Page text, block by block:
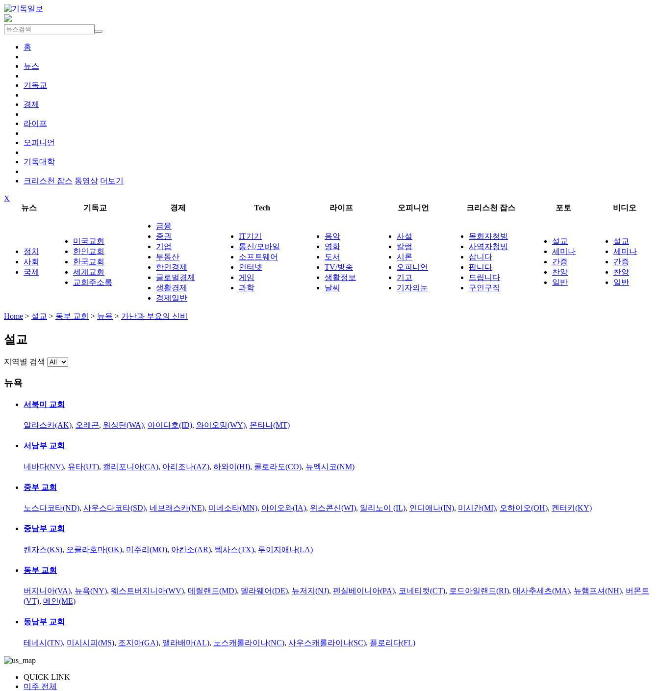
홈
뉴스
기독교
경제
라이프
오피니언
기독대학
크리스천 잡스 동영상 더보기
X
뉴스
기독교 경제 Tech 라이프 오피니언 크리스천 잡스 포토 비디오
정치
사회
국제
미국교회
한인교회
한국교회
세계교회
교회주소록
금융
증권
기업
부동산
한인경제
글로벌경제
생활경제
경제일반
IT기기
통신/모바일
소프트웨어
인터넷
게임
과학
음악
영화
도서
TV/방송
생활정보
날씨
사설
칼럼
시론
오피니언
기고
기자의눈
목회자청빙
사역자청빙
삽니다
팝니다
드립니다
구인구직
설교
세미나
간증
찬양
일반
설교
세미나
간증
찬양
일반
Home > 설교 > 동부 교회 > 뉴욕 > 가난과 부요의 신비
설교
지역별 검색
뉴욕
서북미 교회
알라스카(AK), 오레곤, 워싱턴(WA), 아이다호(ID), 와이오밍(WY), 몬타나(MT)
서남부 교회
네바다(NV), 유타(UT), 캘리포니아(CA), 아리조나(AZ), 하와이(HI), 콜로라도(CO), 뉴멕시코(NM)
중부 교회
노스다코타(ND), 사우스다코타(SD), 네브래스카(NE), 미네소타(MN), 아이오와(IA), 위스콘신(WI), 일리노이 (IL), 인디애나(IN), 미시간(MI), 오하이오(OH), 켄터키(KY)
중남부 교회
캔자스(KS), 오클라호마(OK), 미주리(MO), 아칸소(AR), 텍사스(TX), 루이지애나(LA)
동부 교회
버지니아(VA), 뉴욕(NY), 웨스트버지니아(WV), 메릴랜드(MD), 델라웨어(DE), 뉴저지(NJ), 펜실베이니아(PA), 코네티컷(CT), 로드아일랜드(RI), 매사추세츠(MA), 뉴햄프셔(NH), 버몬트
(VT), 메인(ME)
동남부 교회
테네시(TN), 미시시피(MS), 조지아(GA), 앨라배마(AL), 노스캐롤라이나(NC), 사우스캐롤라이나(SC), 플로리다(FL)
QUICK LINK
미주 전체